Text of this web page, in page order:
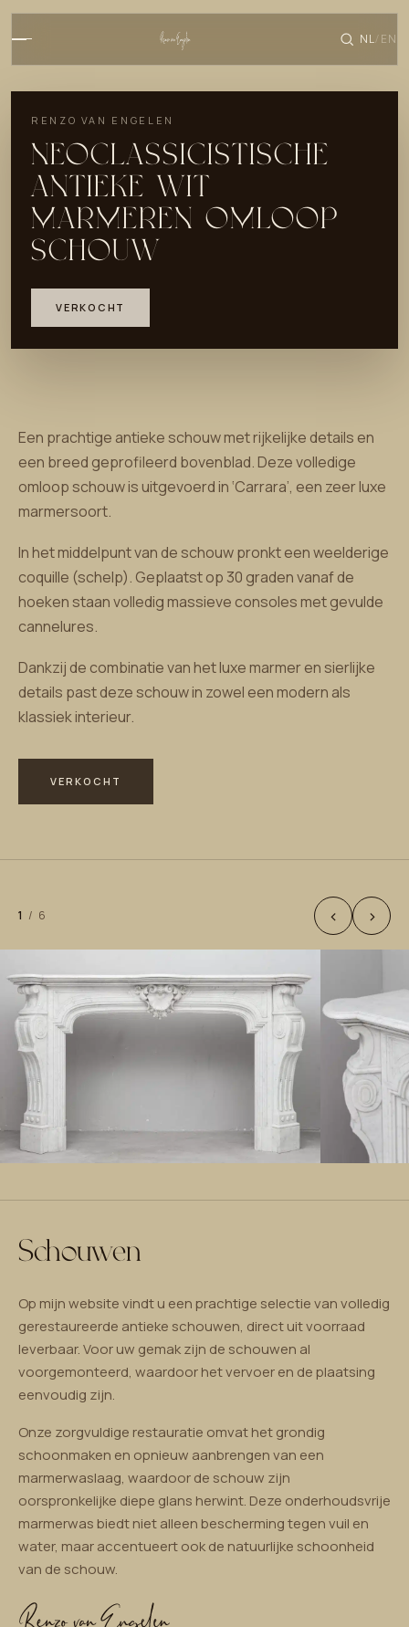
NL/ EN
RENZO VAN ENGELEN
NEOCLASSICISTISCHE
ANTIEKE WIT
MARMEREN OMLOOP
SCHOUW
VERKOCHT
Een prachtige antieke schouw met rijkelijke details en
een breed geprofileerd bovenblad. Deze volledige
omloop schouw is uitgevoerd in ‘Carrara’, een zeer luxe
marmersoort.
In het middelpunt van de schouw pronkt een weelderige
coquille (schelp). Geplaatst op 30 graden vanaf de
hoeken staan volledig massieve consoles met gevulde
cannelures.
Dankzij de combinatie van het luxe marmer en sierlijke
details past deze schouw in zowel een modern als
klassiek interieur.
VERKOCHT
1 / 6 ‹ ›
Schouwen
Op mijn website vindt u een prachtige selectie van volledig
gerestaureerde antieke schouwen, direct uit voorraad
leverbaar. Voor uw gemak zijn de schouwen al
voorgemonteerd, waardoor het vervoer en de plaatsing
eenvoudig zijn.
Onze zorgvuldige restauratie omvat het grondig
schoonmaken en opnieuw aanbrengen van een
marmerwaslaag, waardoor de schouw zijn
oorspronkelijke diepe glans herwint. Deze onderhoudsvrije
marmerwas biedt niet alleen bescherming tegen vuil en
water, maar accentueert ook de natuurlijke schoonheid
van de schouw.